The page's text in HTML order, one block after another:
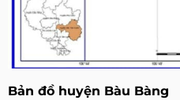
Bản đồ huyện Bàu Bàng